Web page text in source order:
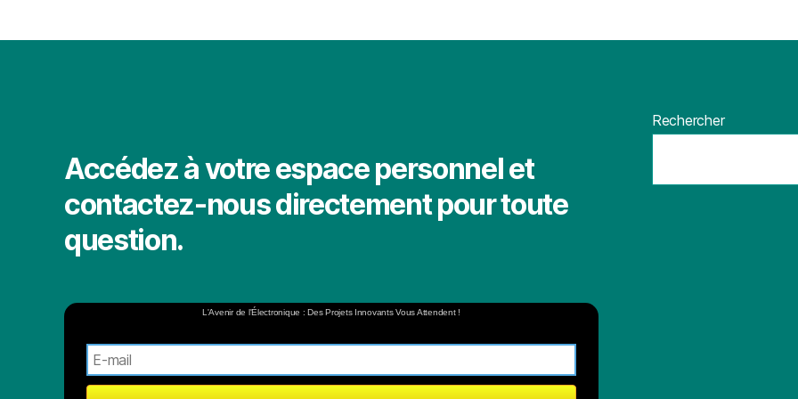
Accédez à votre espace personnel et
contactez-nous directement pour toute
question.
L'Avenir de l'Électronique : Des Projets Innovants Vous Attendent !
Rechercher